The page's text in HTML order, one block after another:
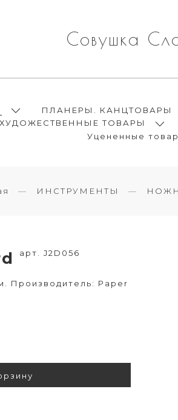
Совушка
ПЛАНЕРЫ. КАНЦТОВАРЫ
ХУДОЖЕСТВЕННЫЕ ТОВАРЫ
Уцененные
ИНСТРУМЕНТЫ
арт. J2D056
Производитель: Paper